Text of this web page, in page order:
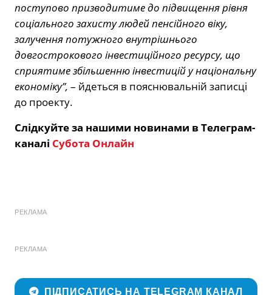
поступово призводитиме до підвищення рівня
соціального захисту людей пенсійного віку,
залучення потужного внутрішнього
довгострокового інвестиційного ресурсу, що
сприятиме збільшенню інвестицій у національну
економіку”, – йдеться в пояснювальній записці
до проекту.
Слідкуйте за нашими новинами в Телеграм-
каналі Субота Онлайн
РЕКЛАМА
РЕКЛАМА
ПІДПИСАТИСЬ НА TELEGRAM КАНАЛ